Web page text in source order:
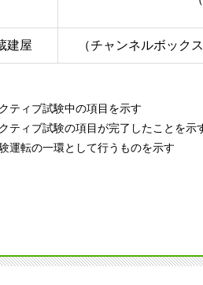
建屋 （チャンネルボック
クティブ試験中の項目を示す
クティブ試験の項目が完了したことを示
験運転の一環として行うものを示す